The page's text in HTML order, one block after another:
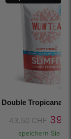
Double Tropicana
43.50CHF
speichern Sie